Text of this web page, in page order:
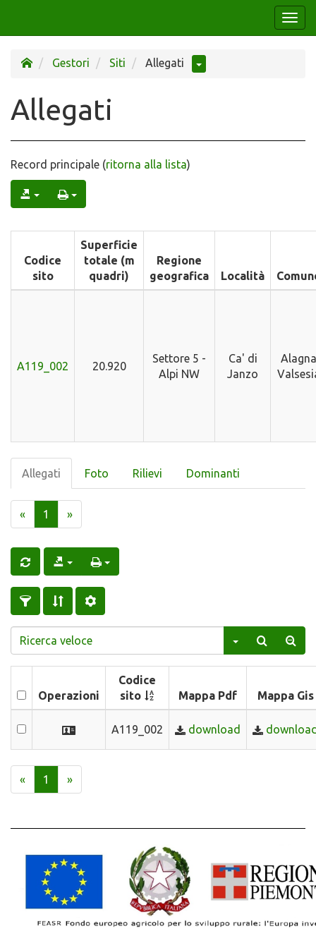
Gestori Siti Allegati
Allegati
Record principale (ritorna alla lista)
Codice
sito
Superficie
totale (m
quadri)
Regione
geografica
Località
A119_002 20.920
Settore 5 -
Alpi NW
Ca' di
Janzo
Alagna
Allegati Foto Rilievi Dominanti
« 1 »
Operazioni
Codice
sito
Mappa Pdf Mappa Gis
A119_002 download
« 1 »